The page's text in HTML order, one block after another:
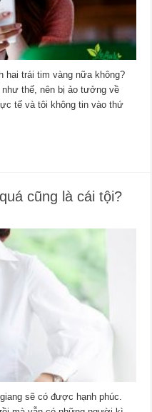
hai trái tim vàng nữa không?
thế, nên bị ảo tưởng về
tế và tôi không tin vào thứ
cũng là cái tội?
sẽ có được hạnh phúc.